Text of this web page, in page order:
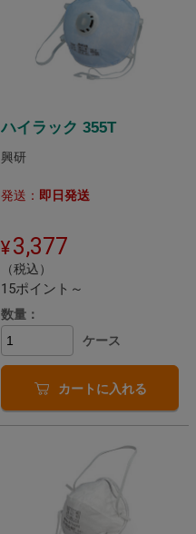
ハイラック 355T
興研
発送： 即日発送
3,377
（税込）
15ポイント～
数量：
ケース
カートに入れる